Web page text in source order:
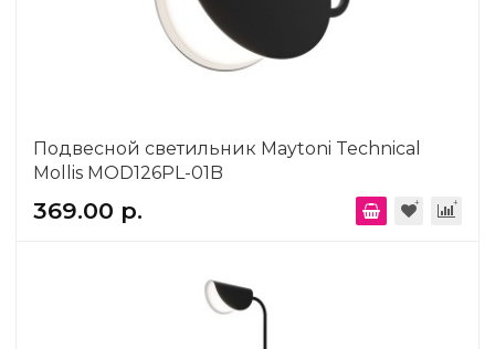
Подвесной светильник Maytoni Technical
Mollis MOD126PL-01B
369.00 р.